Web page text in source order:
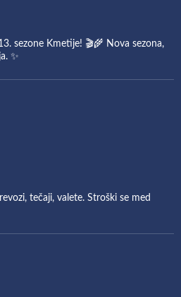
sezone Kmetije! 🎬🌾 Nova sezona,
✨
tečaji, valete. Stroški se med